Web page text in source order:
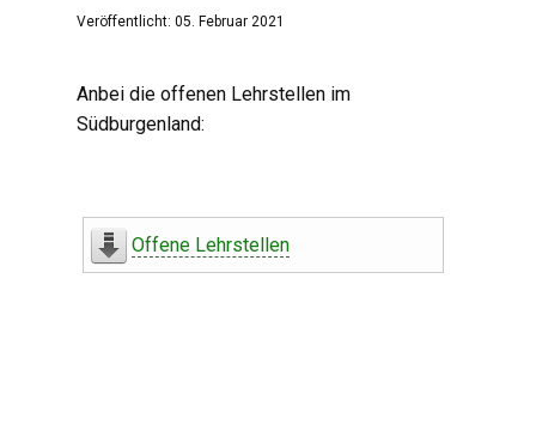
Veröffentlicht: 05. Februar 2021
Anbei die offenen Lehrstellen im
Südburgenland:
Offene Lehrstellen